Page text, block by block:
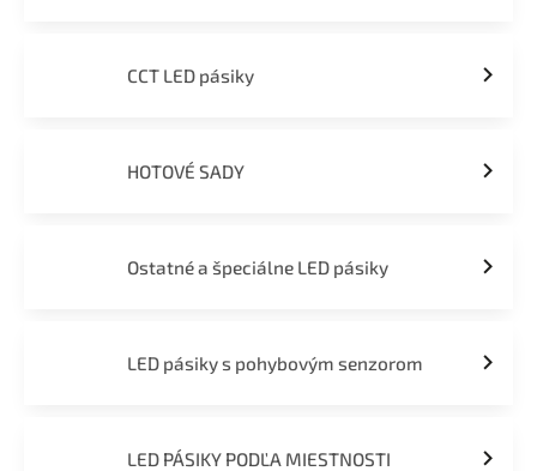
CCT LED pásiky
HOTOVÉ SADY
Ostatné a špeciálne LED pásiky
LED pásiky s pohybovým senzorom
LED PÁSIKY PODĽA MIESTNOSTI